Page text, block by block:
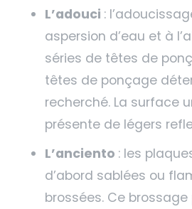
L’adouci :
aspersion d’eau et à
séries de têtes de
têtes de ponçage
recherché. La surface
présente de légers
L’anciento : les
d’abord sablées ou
brossées. Ce